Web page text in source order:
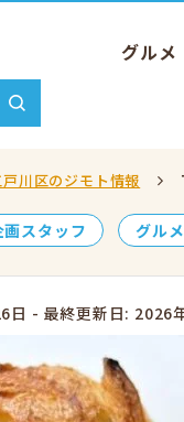
グルメ
川区のジモト情報
画スタッフ グルメ
日 - 最終更新日: 2026